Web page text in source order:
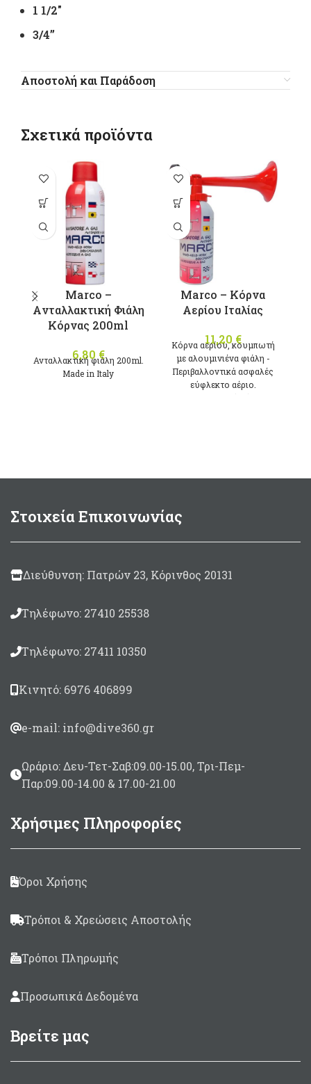
1 1/2″
3/4”
Αποστολή και Παράδοση
Σχετικά προϊόντα
Marco –
Aνταλλακτική Φιάλη
Κόρνας 200ml
6,80 €
Ανταλλακτική φιάλη 200ml.
Μade in Italy
Marco – Κόρνα
Αερίου Ιταλίας
11,20 €
Κόρνα αερίου, κουμπωτή
με αλουμινιένα φιάλη -
Περιβαλλοντικά ασφαλές
εύφλεκτο αέριο.
122dΒ (1m)
Στοιχεία Επικοινωνίας
Διεύθυνση: Πατρών 23, Κόρινθος 20131
Τηλέφωνο: 27410 25538
Τηλέφωνο: 27411 10350
Κινητό: 6976 406899
e-mail: info@dive360.gr
Ωράριο: Δευ-Τετ-Σαβ:09.00-15.00, Τρι-Πεμ-
Παρ:09.00-14.00 & 17.00-21.00
Χρήσιμες Πληροφορίες
Όροι Χρήσης
Τρόποι & Χρεώσεις Αποστολής
Τρόποι Πληρωμής
Προσωπικά Δεδομένα
Βρείτε μας